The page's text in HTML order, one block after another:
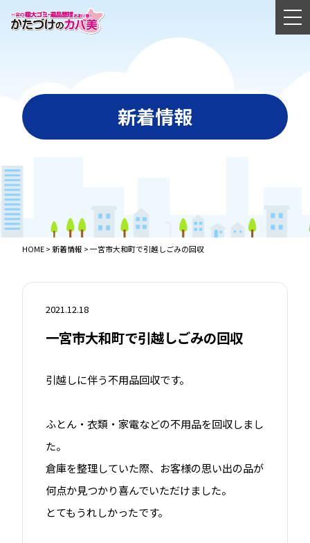
新着情報
HOME>新着情報 >一宮市大和町で引越しごみの回収
2021.12.18
一宮市大和町で引越しごみの回収
引越しに伴う不用品回収です。
ふとん・衣類・家電などの不用品を回収しまし
た。
倉庫を整理していた際、お客様の思い出の品が
何点か見つかり喜んでいただけました。
とてもうれしかったです。